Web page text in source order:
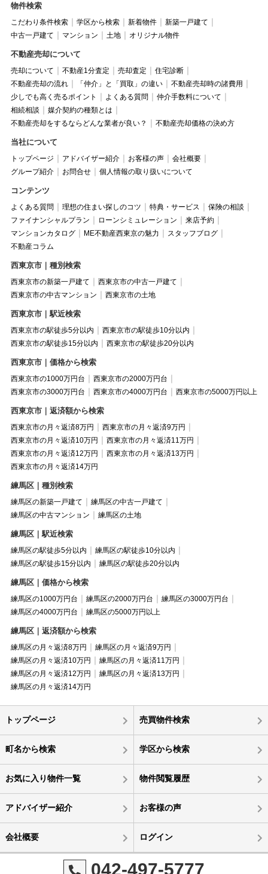
物件検索
こだわり条件検索 学区から検索 新着物件
新築一戸建て
中古一戸建て
マンション 土地 オリジナル物件
不動産売却について
売却について 不動産1分査定 売却査定
住宅診断
不動産売却の流れ
「仲介」と「買取」の違い
不動産売却時の諸費用
少しでも高く売るポイント
よくある質問
仲介手数料について
相続相談
媒介契約の種類とは
不動産売却をするならどんな業者が良い？
不動産売却価格の決め方
当社について
トップページ アドバイザー紹介 お客様の声
会社概要
グループ紹介
お問合せ 個人情報の取り扱いについて
コンテンツ
よくある質問 理想の住まい探しのコツ 特典・サービス
保険の相談
ファイナンシャルプラン
ローンシミュレーション
来店予約
マンションカタログ
ME不動産西東京の魅力
スタッフブログ
不動産コラム
西東京市｜種別検索
西東京市の新築一戸建て
西東京市の中古一戸建て
西東京市の中古マンション
西東京市の土地
西東京市｜駅近検索
西東京市の駅徒歩5分以内
西東京市の駅徒歩10分以内
西東京市の駅徒歩15分以内
西東京市の駅徒歩20分以内
西東京市｜価格から検索
西東京市の1000万円台
西東京市の2000万円台
西東京市の3000万円台
西東京市の4000万円台 西東京市の5000万円以上
西東京市｜返済額から検索
西東京市の月々返済8万円
西東京市の月々返済9万円
西東京市の月々返済10万円
西東京市の月々返済11万円
西東京市の月々返済12万円
西東京市の月々返済13万円
西東京市の月々返済14万円
練馬区｜種別検索
練馬区の新築一戸建て
練馬区の中古一戸建て
練馬区の中古マンション
練馬区の土地
練馬区｜駅近検索
練馬区の駅徒歩5分以内
練馬区の駅徒歩10分以内
練馬区の駅徒歩15分以内
練馬区の駅徒歩20分以内
練馬区｜価格から検索
練馬区の1000万円台 練馬区の2000万円台
練馬区の3000万円台
練馬区の4000万円台
練馬区の5000万円以上
練馬区｜返済額から検索
練馬区の月々返済8万円
練馬区の月々返済9万円
練馬区の月々返済10万円
練馬区の月々返済11万円
練馬区の月々返済12万円
練馬区の月々返済13万円
練馬区の月々返済14万円
トップページ 売買物件検索
町名から検索 学区から検索
お気に入り物件一覧 物件閲覧履歴
アドバイザー紹介 お客様の声
会社概要 ログイン
042-497-5777